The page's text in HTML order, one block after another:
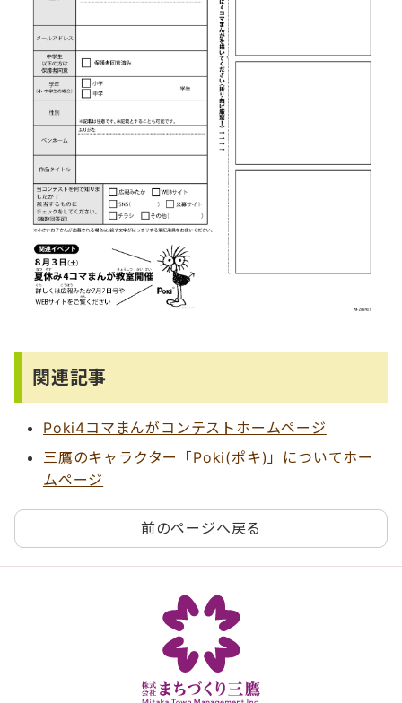
関連記事
Poki4コマまんがコンテストホームページ
三鷹のキャラクター「Poki(ポキ)」についてホー
ムページ
前のページへ戻る